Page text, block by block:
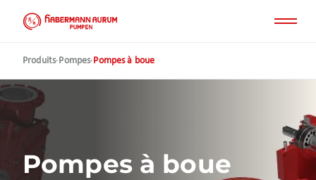
contenu
Produits·Pompes·Pompes à boue
Pompes à boue